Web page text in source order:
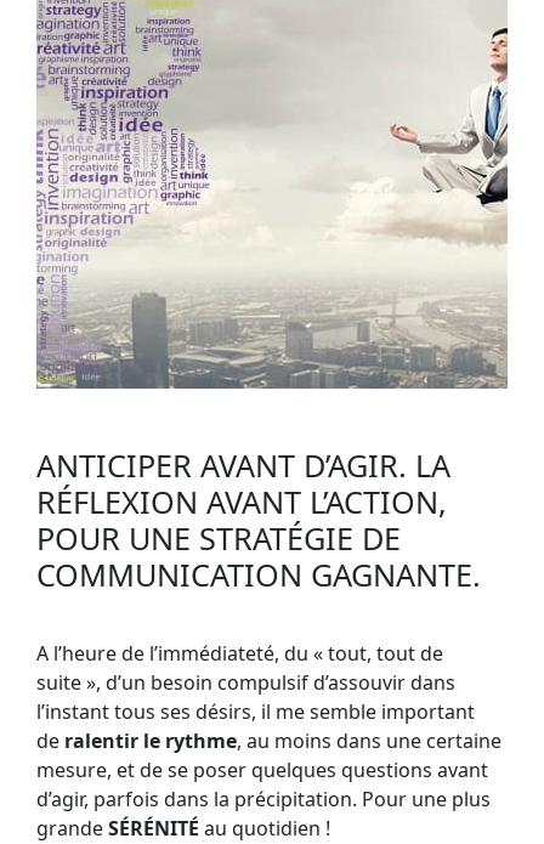
ANTICIPER AVANT D’AGIR. LA
RÉFLEXION AVANT L’ACTION,
POUR UNE STRATÉGIE DE
COMMUNICATION GAGNANTE.
A l’heure de l’immédiateté, du « tout, tout de
suite », d’un besoin compulsif d’assouvir dans
l’instant tous ses désirs, il me semble important
de ralentir le rythme, au moins dans une certaine
mesure, et de se poser quelques questions avant
d’agir, parfois dans la précipitation. Pour une plus
grandeSÉRÉNITÉ au quotidien !